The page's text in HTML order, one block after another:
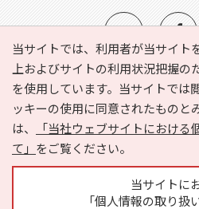
当サイトでは、利用者が当サイト
上およびサイトの利用状況把握の
を使用しています。当サイトでは
ッキーの使用に同意されたものと
は、
「当社ウェブサイトにおけ
て」 をご覧ください。
当サイトに
「個人情報の取り扱
e-NAVITA（イーナビタ）とは？
利用規約
個人情報の取り扱い
サイトマップ
広告掲載に